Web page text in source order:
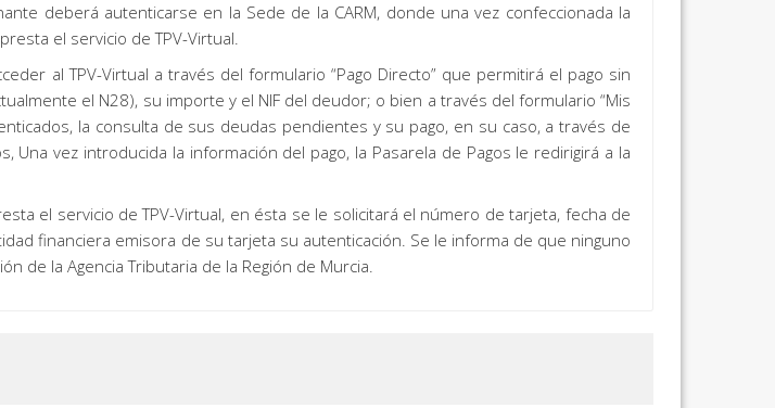
deberá autenticarse en la Sede de la CARM, donde una vez confeccionada la
el servicio de TPV-Virtual.
al TPV-Virtual a través del formulario “Pago Directo” que permitirá el pago sin
el N28), su importe y el NIF del deudor; o bien a través del formulario “Mis
la consulta de sus deudas pendientes y su pago, en su caso, a través de
vez introducida la información del pago, la Pasarela de Pagos le redirigirá a la
el servicio de TPV-Virtual, en ésta se le solicitará el número de tarjeta, fecha de
financiera emisora de su tarjeta su autenticación. Se le informa de que ninguno
de la Agencia Tributaria de la Región de Murcia.